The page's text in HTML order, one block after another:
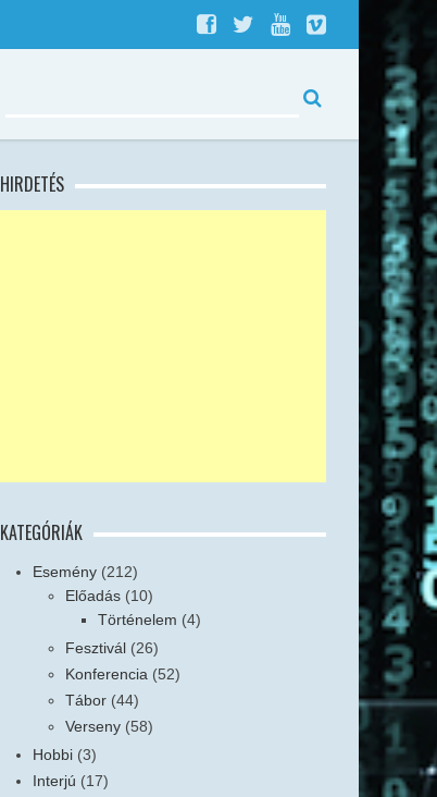
HIRDETÉS
KATEGÓRIÁK
Esemény (212)
Előadás (10)
Történelem (4)
Fesztivál (26)
Konferencia (52)
Tábor (44)
Verseny (58)
Hobbi (3)
Interjú (17)